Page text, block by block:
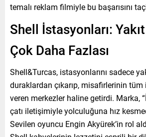
temalı reklam filmiyle bu başarısını
Shell İstasyonları:
Çok Daha Fazlası
Shell&Turcas, istasyonlarını sadece
duraklardan çıkarıp, misafirlerinin tüm
veren merkezler haline getirdi. Marka,
çatı iletişimiyle yolculuğuna hız
Sevilen oyuncu Engin Akyürek’in rol